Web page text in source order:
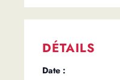
DÉTAILS
Date :